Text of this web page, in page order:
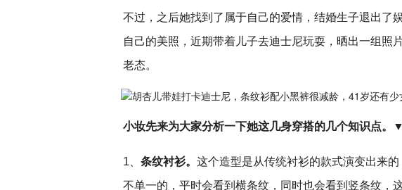
不过，之后她找到了属于自己的爱情，结婚生子退出了
自己的美照，近期带着儿子去迪士尼玩耍，晒出一组照
老态。
小妆先来为大家分析一下她这几身穿搭的几个知识点。 ▼
1、 条纹衬衫。 这个造型是从传统衬衫的款式演变出来
不单一的，平时会看到横条纹，同时也会看到竖条纹，